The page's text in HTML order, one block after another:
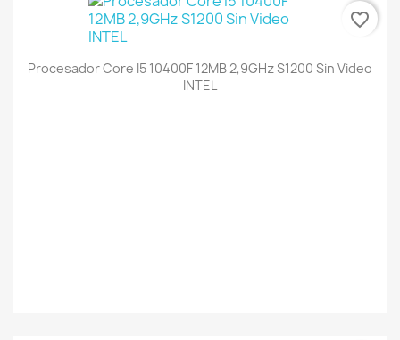
Procesador Core I5 10400F 12MB 2,9GHz S1200 Sin Video
INTEL
favorite_border